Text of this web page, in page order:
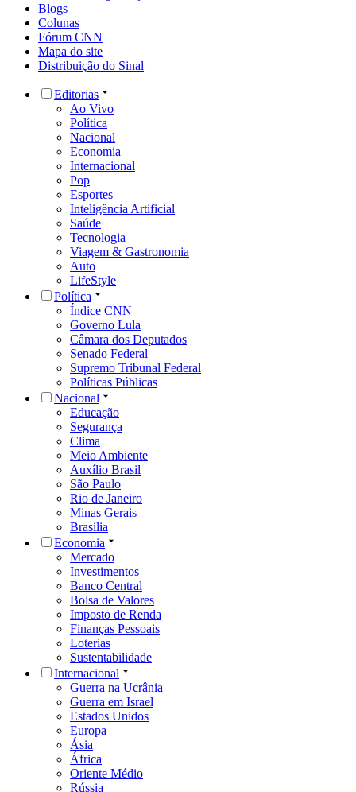
Blogs
Colunas
Fórum CNN
Mapa do site
Distribuição do Sinal
Editorias
Ao Vivo
Política
Nacional
Economia
Internacional
Pop
Esportes
Inteligência Artificial
Saúde
Tecnologia
Viagem & Gastronomia
Auto
LifeStyle
Política
Índice CNN
Governo Lula
Câmara dos Deputados
Senado Federal
Supremo Tribunal Federal
Políticas Públicas
Nacional
Educação
Segurança
Clima
Meio Ambiente
Auxílio Brasil
São Paulo
Rio de Janeiro
Minas Gerais
Brasília
Economia
Mercado
Investimentos
Banco Central
Bolsa de Valores
Imposto de Renda
Finanças Pessoais
Loterias
Sustentabilidade
Internacional
Guerra na Ucrânia
Guerra em Israel
Estados Unidos
Europa
Ásia
África
Oriente Médio
Rússia